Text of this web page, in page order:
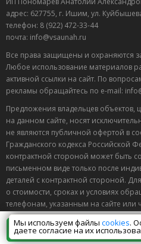
адрес: 627755, г. Ишим, ул.
телефон: 8 (922) 472-33-44
почта: info@vsaunah.ru
Все права защищены и охраняются
Любое использование материалов
активной ссылки на сайт. По
рекламы обращайтесь по e-mail:
Предложения владельцев объектов,
на данном сайте, носят
не являются публичной офертой в
Гражданского кодекса Российской
контрактной стороной может быть
письменном виде только после
деталей с контрактной стороной.
о стоимости, сроках и условиях
телефонам, указанным на сайте или
18+
Некоторые материалы
Мы используем файлы cookies.
даете согласие на их